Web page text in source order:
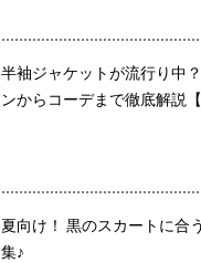
半袖ジャケットが流行り中
ンからコーデまで徹底解説
夏向け！ 黒のスカートに合
集♪